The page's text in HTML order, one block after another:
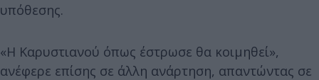
υπόθεσης.
«Η Καρυστιανού όπως έστρωσε θα κοιμηθεί»,
ανέφερε επίσης σε άλλη ανάρτηση, απαντώντας σε